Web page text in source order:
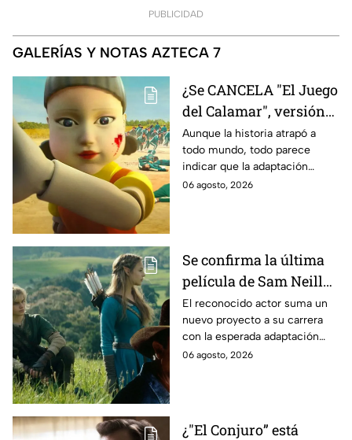
PUBLICIDAD
GALERÍAS Y NOTAS AZTECA 7
¿Se CANCELA "El Juego
del Calamar", versión
Estados Unidos? Esto
es lo que se sabe al
momento
Aunque la historia atrapó a
todo mundo, todo parece
indicar que la adaptación
podría ser cancelada:
06 agosto, 2026
Se confirma la última
película de Sam Neill
antes de morir: esto es
lo que se sabe hasta
ahora
El reconocido actor suma un
nuevo proyecto a su carrera
con la esperada adaptación
cinematográfica del popular
06 agosto, 2026
¿"El Conjuro” está